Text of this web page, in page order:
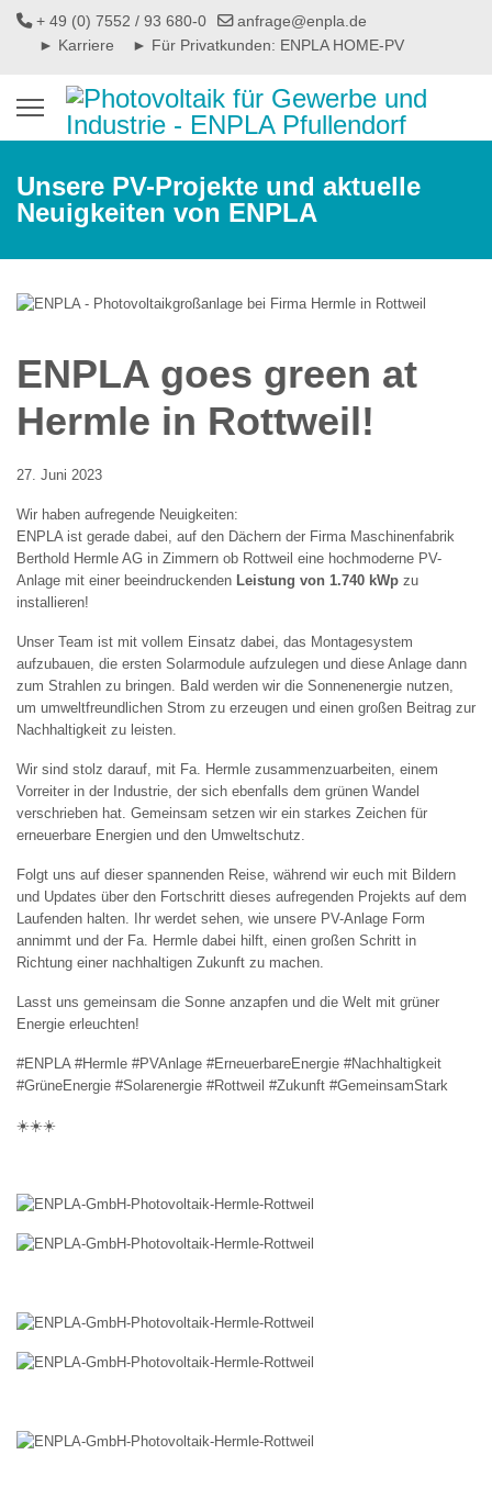
+ 49 (0) 7552 / 93 680-0
anfrage@enpla.de
► Karriere
► Für Privatkunden: ENPLA HOME-PV
Unsere PV-Projekte und aktuelle
Neuigkeiten von ENPLA
ENPLA goes green at
Hermle in Rottweil!
27. Juni 2023
Wir haben aufregende Neuigkeiten:
ENPLA ist gerade dabei, auf den Dächern der Firma Maschinenfabrik
Berthold Hermle AG in Zimmern ob Rottweil eine hochmoderne PV-
Anlage mit einer beeindruckenden Leistung von 1.740 kWp zu
installieren!
Unser Team ist mit vollem Einsatz dabei, das Montagesystem
aufzubauen, die ersten Solarmodule aufzulegen und diese Anlage dann
zum Strahlen zu bringen. Bald werden wir die Sonnenenergie nutzen,
um umweltfreundlichen Strom zu erzeugen und einen großen Beitrag zur
Nachhaltigkeit zu leisten.
Wir sind stolz darauf, mit Fa. Hermle zusammenzuarbeiten, einem
Vorreiter in der Industrie, der sich ebenfalls dem grünen Wandel
verschrieben hat. Gemeinsam setzen wir ein starkes Zeichen für
erneuerbare Energien und den Umweltschutz.
Folgt uns auf dieser spannenden Reise, während wir euch mit Bildern
und Updates über den Fortschritt dieses aufregenden Projekts auf dem
Laufenden halten. Ihr werdet sehen, wie unsere PV-Anlage Form
annimmt und der Fa. Hermle dabei hilft, einen großen Schritt in
Richtung einer nachhaltigen Zukunft zu machen.
Lasst uns gemeinsam die Sonne anzapfen und die Welt mit grüner
Energie erleuchten!
#ENPLA #Hermle #PVAnlage #ErneuerbareEnergie #Nachhaltigkeit
#GrüneEnergie #Solarenergie #Rottweil #Zukunft #GemeinsamStark
☀️☀️☀️